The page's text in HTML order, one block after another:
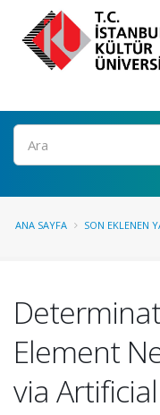
Ara
ANA SAYFA SON EKLENEN
Element
via